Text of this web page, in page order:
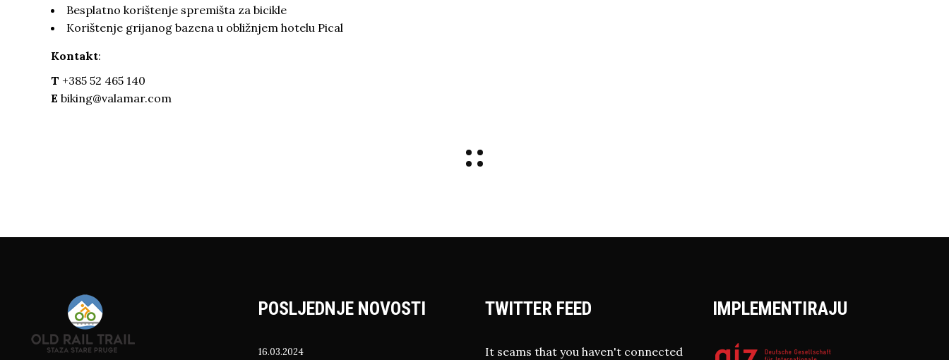
Besplatno korištenje spremišta za bicikle
Korištenje grijanog bazena u obližnjem hotelu Pical
Kontakt:
T +385 52 465 140
E biking@valamar.com
POSLJEDNJE NOVOSTI
16.03.2024
TWITTER FEED
It seams that you haven't connected
IMPLEMENTIRAJU